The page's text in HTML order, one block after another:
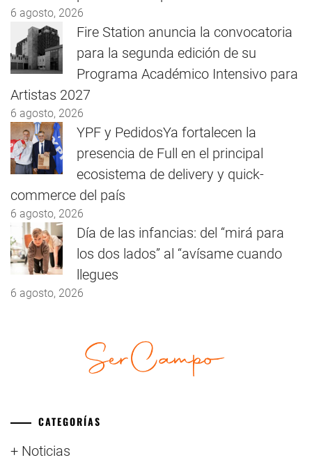
6 agosto, 2026
Fire Station anuncia la convocatoria
para la segunda edición de su
Programa Académico Intensivo para
Artistas 2027
6 agosto, 2026
YPF y PedidosYa fortalecen la
presencia de Full en el principal
ecosistema de delivery y quick-
commerce del país
6 agosto, 2026
Día de las infancias: del “mirá para
los dos lados” al “avísame cuando
llegues
6 agosto, 2026
CATEGORÍAS
+ Noticias